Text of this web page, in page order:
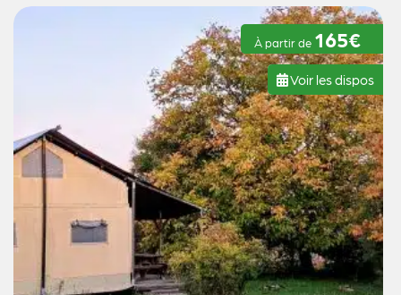
À partir de 165€
Voir les dispos